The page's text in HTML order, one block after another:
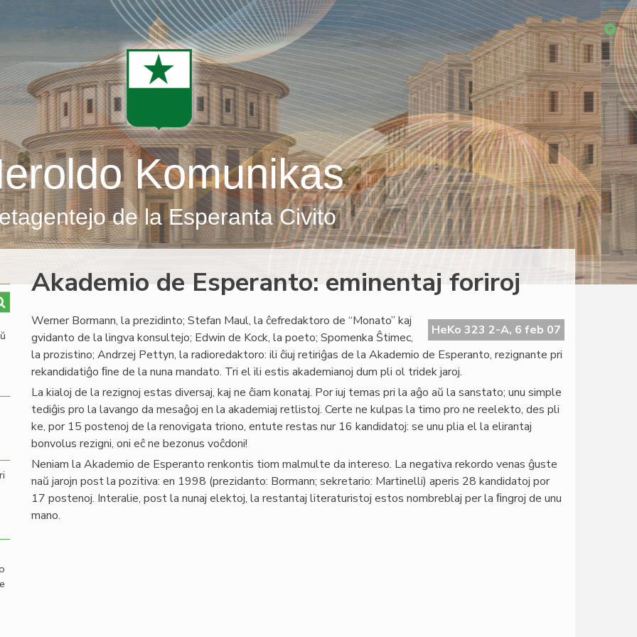
Komunikas
de la Esperanta Civito
Akademio de Esperanto: eminentaj foriroj
HeKo 323 2-A, 6 feb 07
Werner Bormann, la prezidinto; Stefan Maul, la ĉefredaktoro de “Monato” kaj
gvidanto de la lingva konsultejo; Edwin de Kock, la poeto; Spomenka Ŝtimec,
la prozistino; Andrzej Pettyn, la radioredaktoro: ili ĉiuj retiriĝas de la Akademio de Esperanto, rezignante pri
rekandidatiĝo ﬁne de la nuna mandato. Tri el ili estis akademianoj dum pli ol tridek jaroj.
La kialoj de la rezignoj estas diversaj, kaj ne ĉiam konataj. Por iuj temas pri la aĝo aŭ la sanstato; unu simple
tediĝis pro la lavango da mesaĝoj en la akademiaj retlistoj. Certe ne kulpas la timo pro ne reelekto, des pli
ke, por 15 postenoj de la renovigata triono, entute restas nur 16 kandidatoj: se unu plia el la elirantaj
bonvolus rezigni, oni eĉ ne bezonus voĉdoni!
Neniam la Akademio de Esperanto renkontis tiom malmulte da intereso. La negativa rekordo venas ĝuste
naŭ jarojn post la pozitiva: en 1998 (prezidanto: Bormann; sekretario: Martinelli) aperis 28 kandidatoj por
17 postenoj. Interalie, post la nunaj elektoj, la restantaj literaturistoj estos nombreblaj per la ﬁngroj de unu
mano.